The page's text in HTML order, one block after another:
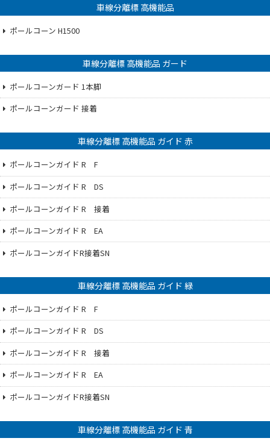
車線分離標 高機能品
ポールコーン H1500
車線分離標 高機能品 ガード
ポールコーンガード 1本脚
ポールコーンガード 接着
車線分離標 高機能品 ガイド 赤
ポールコーンガイド R F
ポールコーンガイド R DS
ポールコーンガイド R 接着
ポールコーンガイド R EA
ポールコーンガイドR接着SN
車線分離標 高機能品 ガイド 緑
ポールコーンガイド R F
ポールコーンガイド R DS
ポールコーンガイド R 接着
ポールコーンガイド R EA
ポールコーンガイドR接着SN
車線分離標 高機能品 ガイド 青